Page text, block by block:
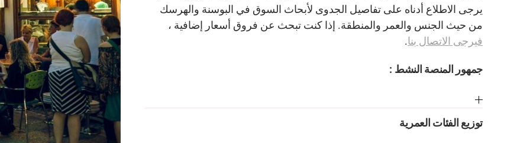
يرجى الاطلاع أدناه على تفاصيل الجدوى لأبحاث السوق في البوسنة والهرسك
من حيث الجنس والعمر والمنطقة. إذا كنت تبحث عن فروق أسعار إضافية ،
فيرجى الاتصال بنا.
جمهور المنصة النشط :
توزيع الفئات العمرية